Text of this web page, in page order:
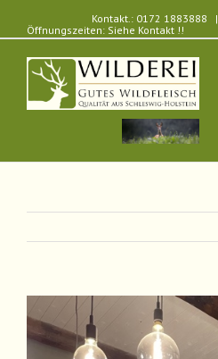
Kontakt.: 0172 1883888
Öffnungszeiten: Siehe Kontakt !!
|